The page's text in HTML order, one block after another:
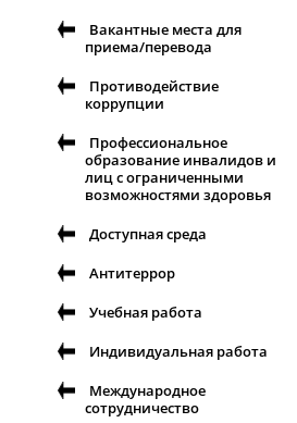
Вакантные места для
приема/перевода
Противодействие
коррупции
Профессиональное
образование инвалидов и
лиц с ограниченными
возможностями здоровья
Доступная среда
Антитеррор
Учебная работа
Индивидуальная работа
Международное
сотрудничество